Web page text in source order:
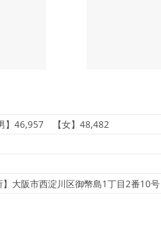
】46,957 【女】48,482
大阪市西淀川区御幣島1丁目2番10